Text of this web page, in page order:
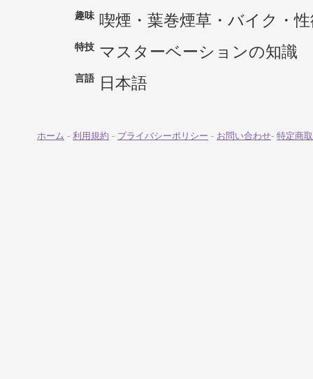
趣味 喫煙・葉巻煙草・バイク・
特技 マスターベーションの知識
言語 日本語
ホーム - 利用規約 - プライバシーポリシー - お問い合わせ- 特定商